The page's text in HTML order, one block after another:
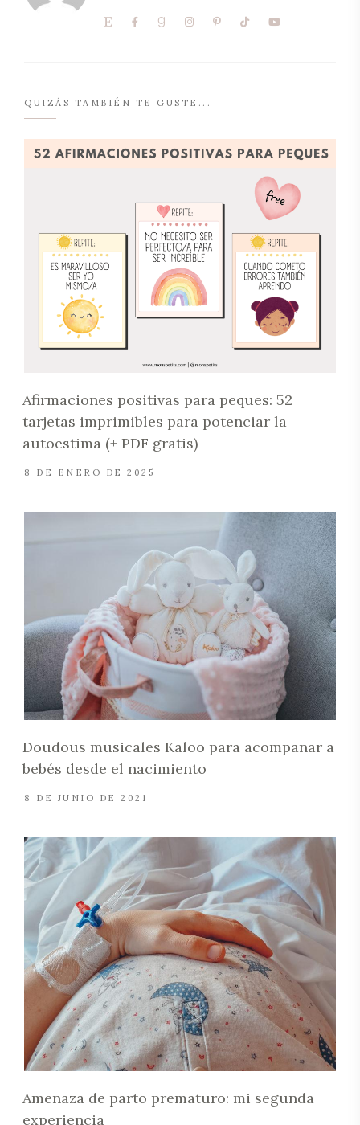
QUIZÁS TAMBIÉN TE GUSTE...
Afirmaciones positivas para peques: 52
tarjetas imprimibles para potenciar la
autoestima (+ PDF gratis)
8 DE ENERO DE 2025
Doudous musicales Kaloo para acompañar a
bebés desde el nacimiento
8 DE JUNIO DE 2021
Amenaza de parto prematuro: mi segunda
experiencia